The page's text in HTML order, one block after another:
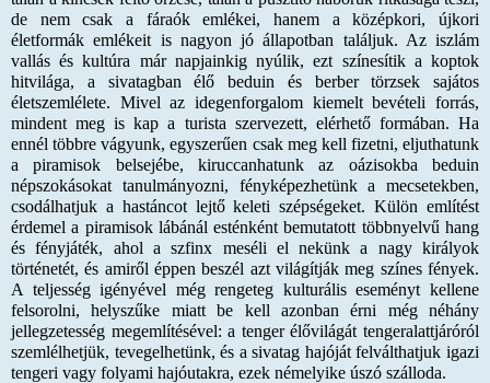
de nem csak a fáraók emlékei, hanem a középkori, újkori
életformák emlékeit is nagyon jó állapotban találjuk. Az iszlám
vallás és kultúra már napjainkig nyúlik, ezt színesítik a koptok
hitvilága, a sivatagban élő beduin és berber törzsek sajátos
életszemlélete. Mivel az idegenforgalom kiemelt bevételi forrás,
mindent meg is kap a turista szervezett, elérhető formában. Ha
ennél többre vágyunk, egyszerűen csak meg kell fizetni, eljuthatunk
a piramisok belsejébe, kiruccanhatunk az oázisokba beduin
népszokásokat tanulmányozni, fényképezhetünk a mecsetekben,
csodálhatjuk a hastáncot lejtő keleti szépségeket. Külön említést
érdemel a piramisok lábánál esténként bemutatott többnyelvű hang
és fényjáték, ahol a szfinx meséli el nekünk a nagy királyok
történetét, és amiről éppen beszél azt világítják meg színes fények.
A teljesség igényével még rengeteg kulturális eseményt kellene
felsorolni, helyszűke miatt be kell azonban érni még néhány
jellegzetesség megemlítésével: a tenger élővilágát tengeralattjáróról
szemlélhetjük, tevegelhetünk, és a sivatag hajóját felválthatjuk igazi
tengeri vagy folyami hajóutakra, ezek némelyike úszó szálloda.